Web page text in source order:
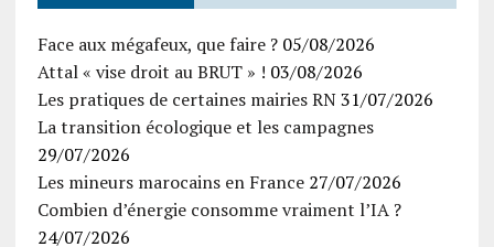
Face aux mégafeux, que faire ? 05/08/2026
Attal « vise droit au BRUT » ! 03/08/2026
Les pratiques de certaines mairies RN 31/07/2026
La transition écologique et les campagnes
29/07/2026
Les mineurs marocains en France 27/07/2026
Combien d’énergie consomme vraiment l’IA ?
24/07/2026